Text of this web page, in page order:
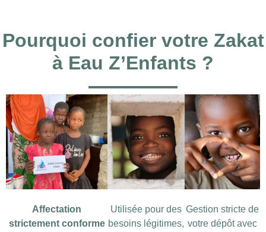
Pourquoi confier votre Zakat
à Eau Z’Enfants ?
Affectation
strictement conforme
Utilisée pour des
besoins légitimes,
Gestion stricte de
votre dépôt avec